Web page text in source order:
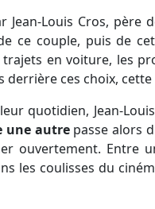
Jean-Louis Cros,
ce couple, puis de
trajets en voiture, les
derrière ces choix,
quotidien, Jean-
une autrepasse alors
ouvertement. Entre
les coulisses du